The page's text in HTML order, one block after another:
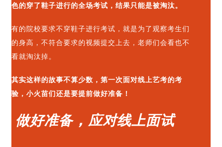
色的穿了鞋子进行的全场考试，结果只能是被淘汰。
有的院校要求不穿鞋子进行考试，就是为了观察考生们
的身高，不符合要求的视频提交上去，老师们会看也不
看就淘汰掉。
其实这样的故事不算少数，第一次面对线上艺考的考
验，小火苗们还是要提前做好准备！
做好准备， 应对线上面试